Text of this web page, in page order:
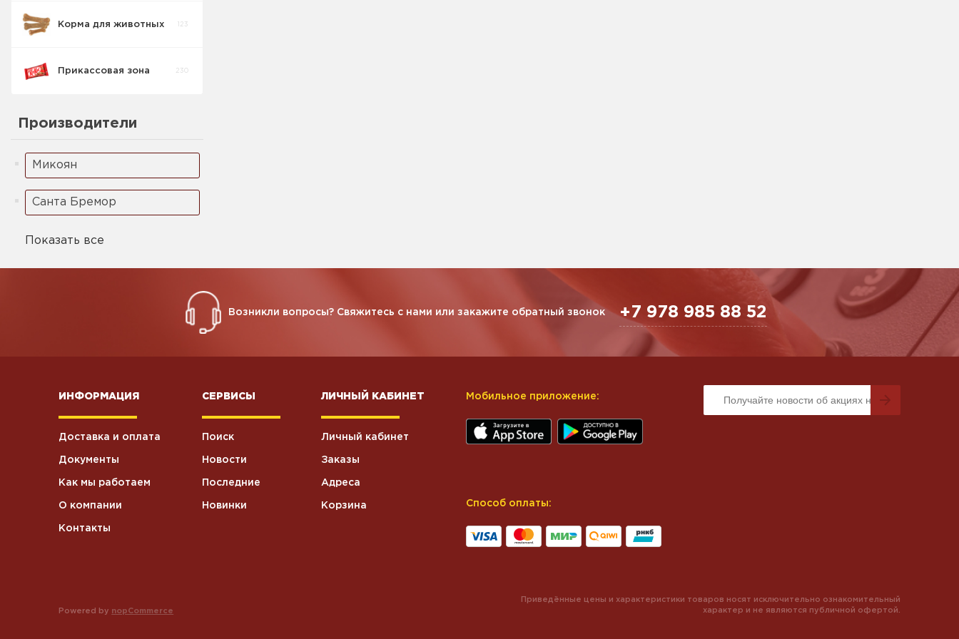
Корма для животных 123
Прикассовая зона 230
Производители
Микоян
Санта Бремор
Показать все
Возникли вопросы? Свяжитесь с нами или закажите обратный звонок +7 978 985 88 52
ИНФОРМАЦИЯ
Доставка и оплата
Документы
Как мы работаем
О компании
Контакты
СЕРВИСЫ
Поиск
Новости
Последние
Новинки
ЛИЧНЫЙ КАБИНЕТ
Личный кабинет
Заказы
Адреса
Корзина
Мобильное приложение:
Способ оплаты:
Powered by nopCommerce
Приведённые цены и характеристики товаров носят исключительно ознакомительный
характер и не являются публичной офертой.